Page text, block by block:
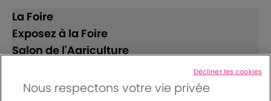
La Foire
Exposez à la Foire
Salon de l'Agriculture
Suivez-nous
Nous respectons votre vie privée
Décliner les cookies